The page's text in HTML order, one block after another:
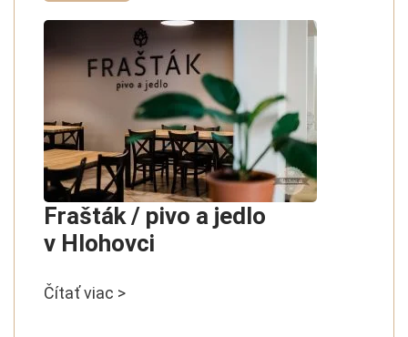
Frašták / pivo a jedlo
v Hlohovci
Čítať viac >